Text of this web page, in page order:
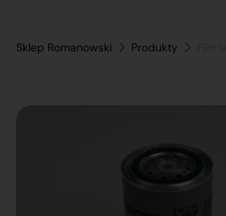
Sklep Romanowski Produkty